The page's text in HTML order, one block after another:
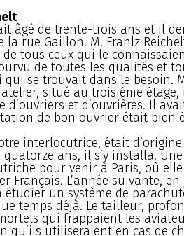
âgé de trente-trois ans et il
la rue Gaillon. M. Franlz
tous ceux qui le
de toutes les qualités et
qui se trouvait dans le besoin.
situé au troisième
d’ouvriers et d’ouvrières. Il
de bon ouvrier était bien
interlocutrice, était
quatorze ans, il s’y installa.
pour venir à Paris, où elle
Français. L’année suivante,
étudier un système de
temps déjà. Le tailleur,
qui frappaient les
qu’ils utiliseraient en cas de